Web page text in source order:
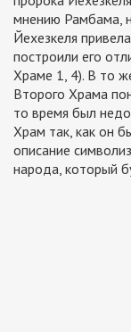
мнению Рамбама,
Йехезкеля
построили его
Храме 1, 4). В то
Второго Храма
то время был
Храм так, как он
описание
народа, который